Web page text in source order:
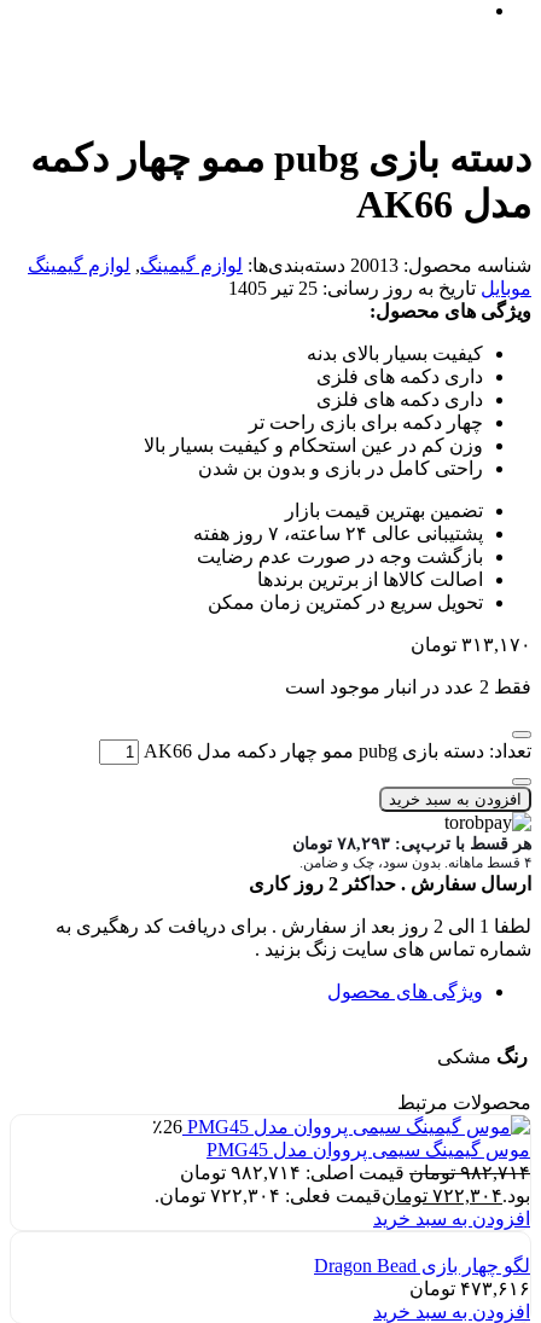
دسته بازی pubg ممو چهار دکمه
مدل AK66
شناسه محصول: 20013 دسته‌بندی‌ها: لوازم گیمینگ, لوازم گیمینگ
موبایل تاریخ به روز رسانی: 25 تیر 1405
ویژگی های محصول:
کیفیت بسیار بالای بدنه
داری دکمه های فلزی
داری دکمه های فلزی
چهار دکمه برای بازی راحت تر
وزن کم در عین استحکام و کیفیت بسیار بالا
راحتی کامل در بازی و بدون بن شدن
تضمین بهترین قیمت بازار
پشتیبانی عالی ۲۴ ساعته، ۷ روز هفته
بازگشت وجه در صورت عدم رضایت
اصالت کالاها از برترین برندها
تحویل سریع در کمترین زمان ممکن
۳۱۳,۱۷۰ تومان
فقط 2 عدد در انبار موجود است
تعداد: دسته بازی pubg ممو چهار دکمه مدل AK66
افزودن به سبد خرید
هر قسط با ترب‌پی: ۷۸,۲۹۳ تومان
۴ قسط ماهانه. بدون سود، چک و ضامن.
ارسال سفارش . حداکثر 2 روز کاری
لطفا 1 الی 2 روز بعد از سفارش . برای دریافت کد رهگیری به
شماره تماس های سایت زنگ بزنید .
ویژگی های محصول
رنگ مشکی
محصولات مرتبط
٪26
موس گیمینگ سیمی پرووان مدل PMG45
۹۸۲,۷۱۴ تومان
قیمت اصلی: ۹۸۲,۷۱۴ تومان
بود.۷۲۲,۳۰۴ تومانقیمت فعلی: ۷۲۲,۳۰۴ تومان.
افزودن به سبد خرید
لگو چهار بازی Dragon Bead
۴۷۳,۶۱۶ تومان
افزودن به سبد خرید